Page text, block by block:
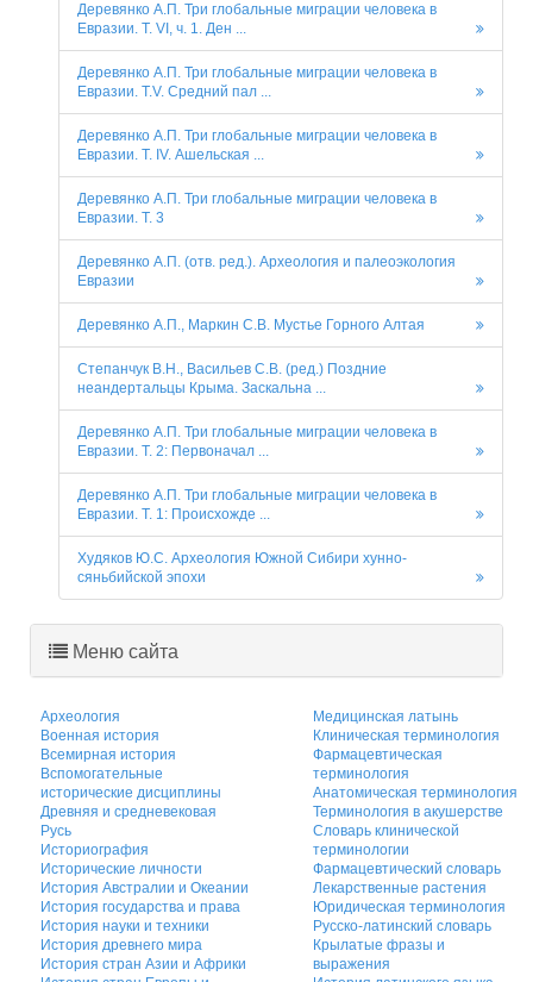
Деревянко А.П. Три глобальные миграции человека в
Евразии. Т. VI, ч. 1. Ден ...
Деревянко А.П. Три глобальные миграции человека в
Евразии. Т.V. Средний пал ...
Деревянко А.П. Три глобальные миграции человека в
Евразии. Т. IV. Ашельская ...
Деревянко А.П. Три глобальные миграции человека в
Евразии. Т. 3
Деревянко А.П. (отв. ред.). Археология и палеоэкология
Евразии
Деревянко А.П., Маркин С.В. Мустье Горного Алтая
Степанчук В.Н., Васильев С.В. (ред.) Поздние
неандертальцы Крыма. Заскальна ...
Деревянко А.П. Три глобальные миграции человека в
Евразии. Т. 2: Первоначал ...
Деревянко А.П. Три глобальные миграции человека в
Евразии. Т. 1: Происхожде ...
Худяков Ю.С. Археология Южной Сибири хунно-
сяньбийской эпохи
Меню сайта
Археология
Военная история
Всемирная история
Вспомогательные
исторические дисциплины
Древняя и средневековая
Русь
Историография
Исторические личности
История Австралии и Океании
История государства и права
История науки и техники
История древнего мира
История стран Азии и Африки
Медицинская латынь
Клиническая терминология
Фармацевтическая
терминология
Анатомическая терминология
Терминология в акушерстве
Словарь клинической
терминологии
Фармацевтический словарь
Лекарственные растения
Юридическая терминология
Русско-латинский словарь
Крылатые фразы и
выражения